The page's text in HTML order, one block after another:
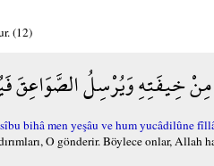
(12)
خِيفَتِهِ وَيُرْسِلُ الصَّوَاعِقَ
bihâ men yeşâu ve hum yucâdilûne
O gönderir. Böylece onlar, Allah